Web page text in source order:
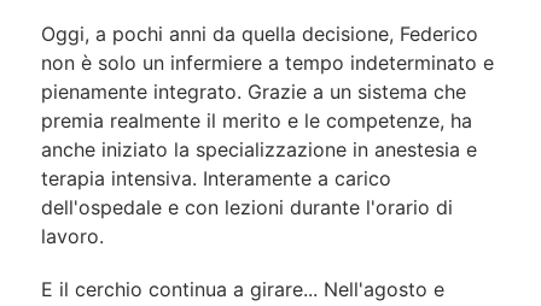
Oggi, a pochi anni da quella decisione, Federico
non è solo un infermiere a tempo indeterminato e
pienamente integrato. Grazie a un sistema che
premia realmente il merito e le competenze, ha
anche iniziato la specializzazione in anestesia e
terapia intensiva. Interamente a carico
dell'ospedale e con lezioni durante l'orario di
lavoro.
E il cerchio continua a girare... Nell'agosto e